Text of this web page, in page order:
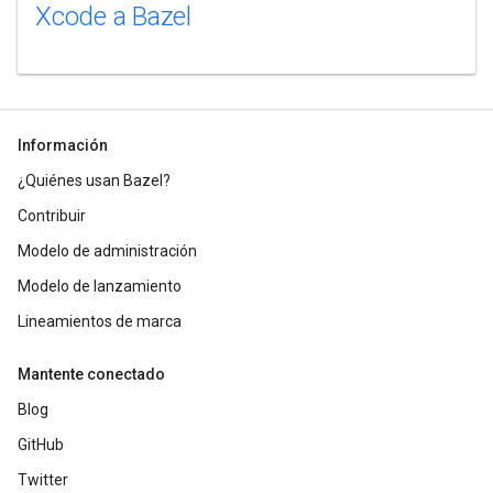
Xcode a Bazel
Información
¿Quiénes usan Bazel?
Contribuir
Modelo de administración
Modelo de lanzamiento
Lineamientos de marca
Mantente conectado
Blog
GitHub
Twitter